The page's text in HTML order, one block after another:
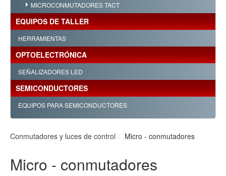
MICROCONMUTADORES TACT
EQUIPOS DE TALLER
HERRAMIENTAS
OPTOELECTRÓNICA
SEÑALIZADORES LED
SEMICONDUCTORES
EQUIPOS PARA SEMICONDUCTORES
Conmutadores y luces de control Micro - conmutadores
Micro - conmutadores